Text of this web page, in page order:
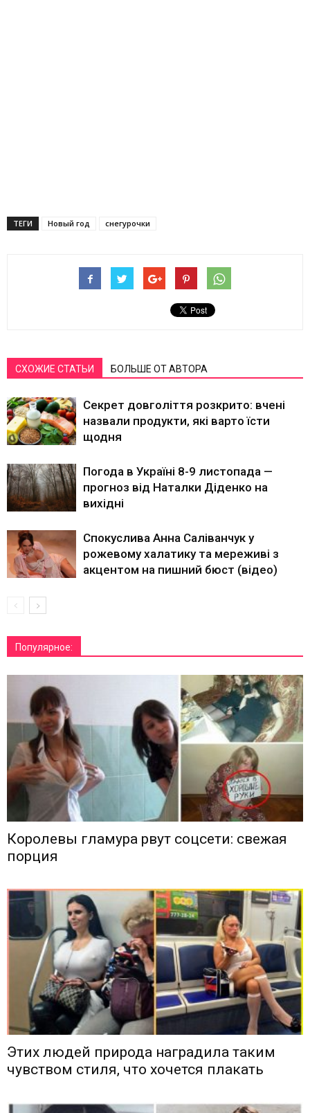
ТЕГИ Новый год снегурочки
СХОЖИЕ СТАТЬИ БОЛЬШЕ ОТ АВТОРА
Секрет довголіття розкрито: вчені
назвали продукти, які варто їсти
щодня
Погода в Україні 8-9 листопада —
прогноз від Наталки Діденко на
вихідні
Спокуслива Анна Саліванчук у
рожевому халатику та мереживі з
акцентом на пишний бюст (відео)
Популярное:
Королевы гламура рвут соцсети: свежая
порция
Этих людей природа наградила таким
чувством стиля, что хочется плакать